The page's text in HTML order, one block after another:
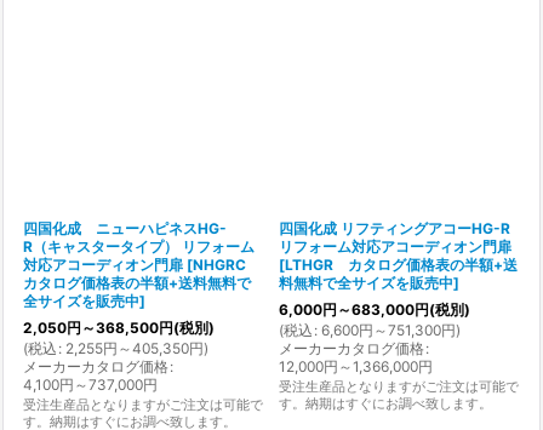
四国化成 ニューハピネスHG-
R（キャスタータイプ） リフォーム
対応アコーディオン門扉 [NHGRC
カタログ価格表の半額+送料無料で
全サイズを販売中]
2,050円 ～368,500円(税別)
(税込 : 2,255円 ～405,350円)
メーカーカタログ価格:
4,100円 ～737,000円
受注生産品となりますがご注文は可能で
す。納期はすぐにお調べ致します。
四国化成 リフティングアコーHG-R
リフォーム対応アコーディオン門扉
[LTHGR カタログ価格表の半額+送
料無料で全サイズを販売中]
6,000円 ～683,000円(税別)
(税込 : 6,600円 ～751,300円)
メーカーカタログ価格:
12,000円 ～1,366,000円
受注生産品となりますがご注文は可能で
す。納期はすぐにお調べ致します。